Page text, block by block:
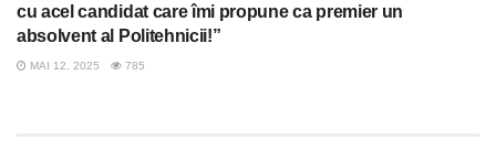
cu acel candidat care îmi propune ca premier un
absolvent al Politehnicii!”
MAI 12, 2025 785